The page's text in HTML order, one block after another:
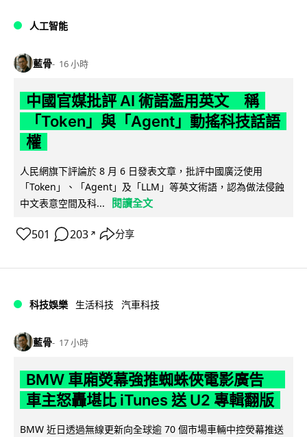
人工智能
藍骨 16 小時
中國官媒批評 AI 術語濫用英文 稱
「Token」與「Agent」動搖科技話語
權
人民網旗下評論於 8 月 6 日發表文章，批評中國廣泛使用
「Token」、「Agent」及「LLM」等英文術語，認為做法侵蝕
中文表意空間及科...
閱讀全文
501 203 ↗ 分享
科技娛樂 生活科技 汽車科技
藍骨 17 小時
BMW 車廂熒幕強推蜘蛛俠電影廣告
車主怒轟堪比 iTunes 送 U2 專輯翻版
BMW 近日透過無線更新向全球逾 70 個市場車輛中控熒幕推送